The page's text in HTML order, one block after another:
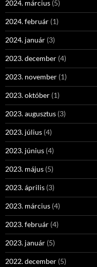
2024. március (5)
2024. február (1)
2024. január (3)
2023. december (4)
2023. november (1)
2023. október (1)
2023. augusztus (3)
2023. július (4)
2023. június (4)
2023. május (5)
2023. április (3)
2023. március (4)
2023. február (4)
2023. január (5)
2022. december (5)